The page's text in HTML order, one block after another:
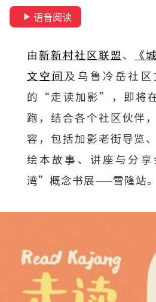
语音阅读
由新新村社区联盟 、 《
文空间 及乌鲁冷岳社
的“走读加影”，即将
跑，结合各个社区伙伴
容，包括加影老街导览
绘本故事、讲座与分
湾”概念书展——雪隆站。